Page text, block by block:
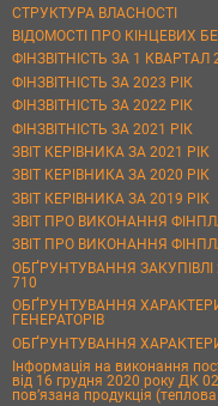
СТРУКТУРА ВЛАСНОСТІ
ВІДОМОСТІ ПРО КІНЦЕВИХ
ФІНЗВІТНІСТЬ ЗА 1 КВАРТАЛ
ФІНЗВІТНІСТЬ ЗА 2023 РІК
ФІНЗВІТНІСТЬ ЗА 2022 РІК
ФІНЗВІТНІСТЬ ЗА 2021 РІК
ЗВІТ КЕРІВНИКА ЗА 2021 РІК
ЗВІТ КЕРІВНИКА ЗА 2020 РІК
ЗВІТ КЕРІВНИКА ЗА 2019 РІК
ЗВІТ ПРО ВИКОНАННЯ
ЗВІТ ПРО ВИКОНАННЯ
ОБҐРУНТУВАННЯ ЗАКУПІВЛІ
710
ОБҐРУНТУВАННЯ
ГЕНЕРАТОРІВ
ОБҐРУНТУВАННЯ
Інформація на виконання
від 16 грудня 2020 року ДК
пов’язана продукція (теплова